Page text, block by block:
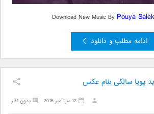
Download New Music By Pouya
ادامه مطلب و دانلود
پویا سالکی بنام عکس
بدون نظر 12 سپتامبر 2016